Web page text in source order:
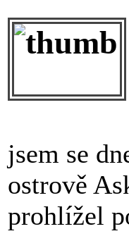
jsem se
ostrově
prohlížel